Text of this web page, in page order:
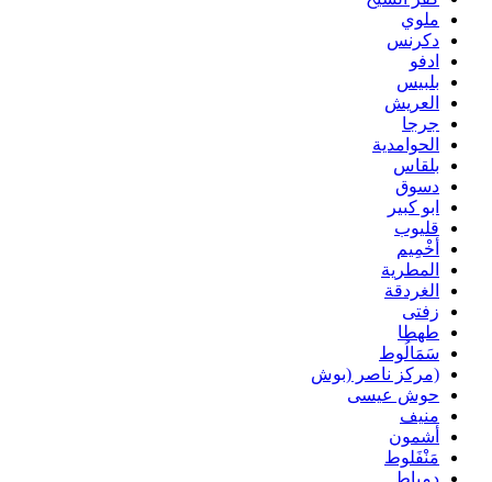
ملوي
دكرنس
ادفو
بلبيس
العريش
جرجا
الحوامدية
بلقاس
دسوق
ابو كبير
قليوب
أخْمِيم
المطرية
الغردقة
زفتى
طهطا
سَمَالُوط
(مركز ناصر (بوش
حوش عيسى
منيف
أشمون
مَنْفَلوط
دمياط